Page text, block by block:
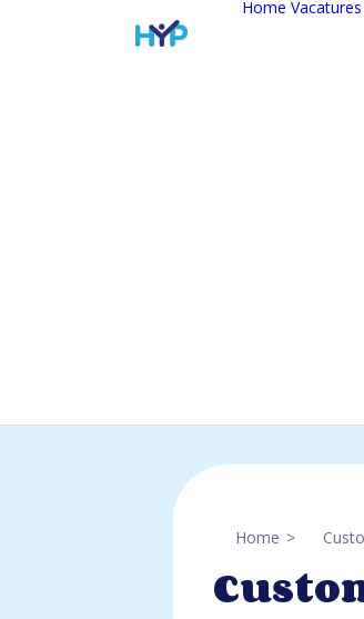
Home Vacatures
Home